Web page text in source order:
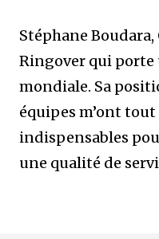
Stéphane
Ringover qui porte
mondiale. Sa
équipes m’ont tout
indispensables
une qualité de